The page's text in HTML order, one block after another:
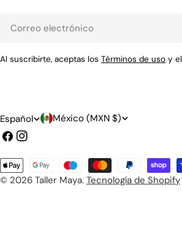
electrónico
Al suscribirte, aceptas los Términos de uso y el
I
d
i
o
Español P
í
s
México (MXN $)
FacebookInstagram
© 2026 Taller Maya. Tecnología de Shopify
Métodos
de